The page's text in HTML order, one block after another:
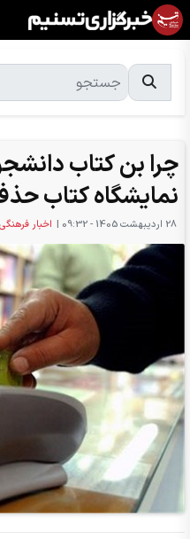
چرا بن کتاب
نمایشگاه کتاب
28 ارديبهشت 1405 - 09:32 | اخبار فرهنگی